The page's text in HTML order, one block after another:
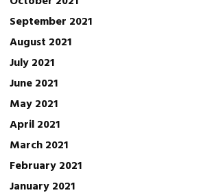
September 2021
August 2021
July 2021
June 2021
May 2021
April 2021
March 2021
February 2021
January 2021